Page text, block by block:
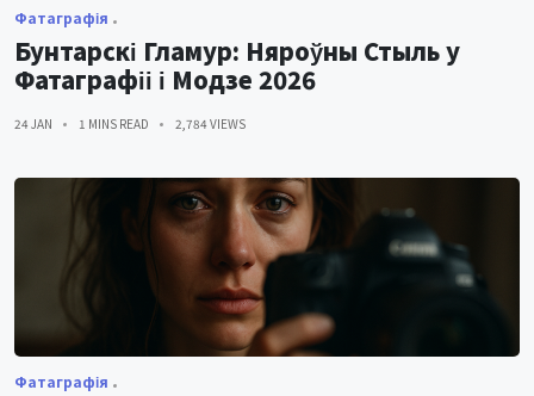
Фатаграфія
Бунтарскі Гламур: Няроўны Стыль у
Фатаграфіі і Модзе 2026
24 JAN 1 MINS READ 2,784 VIEWS
Фатаграфія